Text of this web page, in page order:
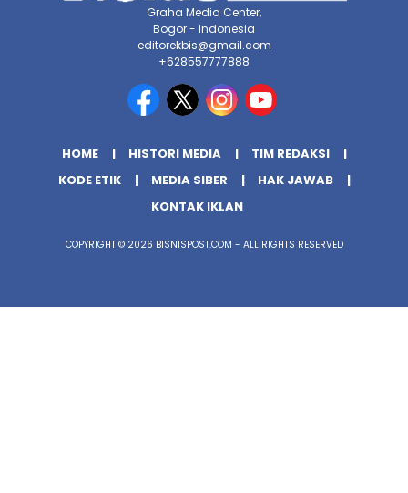
Graha Media Center,
Bogor - Indonesia
editorekbis@gmail.com
+628557777888
HOME HISTORI MEDIA
TIM REDAKSI
KODE ETIK
MEDIA SIBER
HAK JAWAB
KONTAK IKLAN
COPYRIGHT © 2026 BISNISPOST.COM - ALL RIGHTS RESERVED